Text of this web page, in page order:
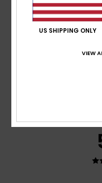
5
US SHIPPING ONLY
VIEW